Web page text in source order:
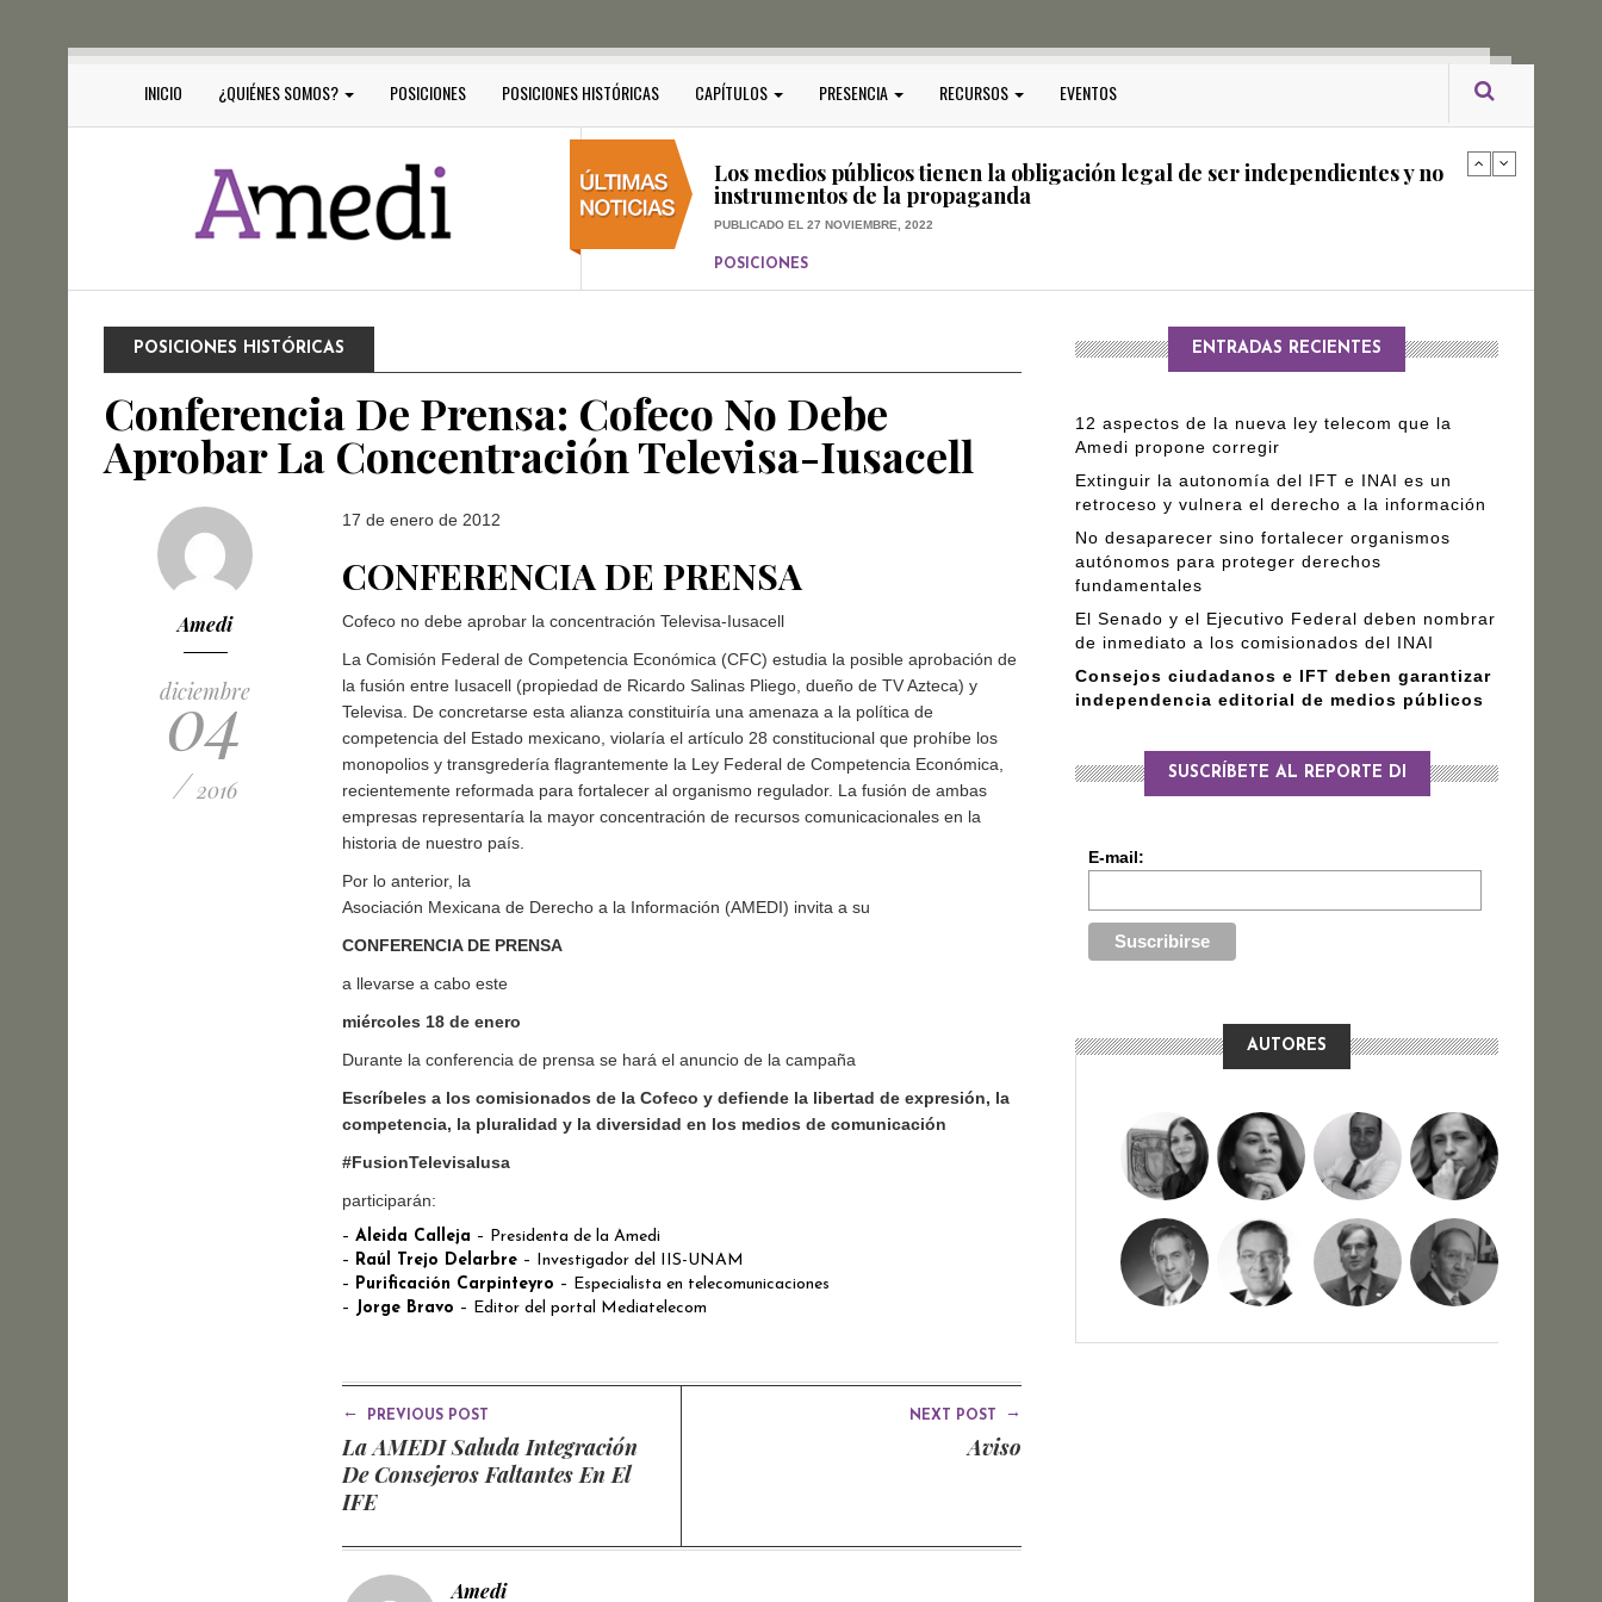
INICIO ¿QUIÉNES SOMOS? POSICIONES POSICIONES HISTÓRICAS CAPÍTULOS PRESENCIA RECURSOS EVENTOS
PUBLICADO EL 17 DICIEMBRE, 2022
Los medios públicos tienen la obligación legal de ser independientes y no
instrumentos de la propaganda
PUBLICADO EL 27 NOVIEMBRE, 2022
POSICIONES
Consejos ciudadanos e IFT deben garantizar independencia editorial de
POSICIONES HISTÓRICAS
Conferencia De Prensa: Cofeco No Debe
Aprobar La Concentración Televisa-Iusacell
Amedi
diciembre
04
/ 2016
17 de enero de 2012
CONFERENCIA DE PRENSA
Cofeco no debe aprobar la concentración Televisa-Iusacell
La Comisión Federal de Competencia Económica (CFC) estudia la posible aprobación de
la fusión entre Iusacell (propiedad de Ricardo Salinas Pliego, dueño de TV Azteca) y
Televisa. De concretarse esta alianza constituiría una amenaza a la política de
competencia del Estado mexicano, violaría el artículo 28 constitucional que prohíbe los
monopolios y transgredería flagrantemente la Ley Federal de Competencia Económica,
recientemente reformada para fortalecer al organismo regulador. La fusión de ambas
empresas representaría la mayor concentración de recursos comunicacionales en la
historia de nuestro país.
Por lo anterior, la
Asociación Mexicana de Derecho a la Información (AMEDI) invita a su
CONFERENCIA DE PRENSA
a llevarse a cabo este
miércoles 18 de enero
Durante la conferencia de prensa se hará el anuncio de la campaña
Escríbeles a los comisionados de la Cofeco y defiende la libertad de expresión, la
competencia, la pluralidad y la diversidad en los medios de comunicación
#FusionTelevisaIusa
participarán:
– Aleida Calleja – Presidenta de la Amedi
– Raúl Trejo Delarbre – Investigador del IIS-UNAM
– Purificación Carpinteyro – Especialista en telecomunicaciones
– Jorge Bravo – Editor del portal Mediatelecom
← PREVIOUS POST
La AMEDI Saluda Integración
De Consejeros Faltantes En El
IFE
NEXT POST →
Aviso
Amedi
ENTRADAS RECIENTES
12 aspectos de la nueva ley telecom que la
Amedi propone corregir
Extinguir la autonomía del IFT e INAI es un
retroceso y vulnera el derecho a la información
No desaparecer sino fortalecer organismos
autónomos para proteger derechos
fundamentales
El Senado y el Ejecutivo Federal deben nombrar
de inmediato a los comisionados del INAI
Consejos ciudadanos e IFT deben garantizar
independencia editorial de medios públicos
SUSCRÍBETE AL REPORTE DI
E-mail:
AUTORES